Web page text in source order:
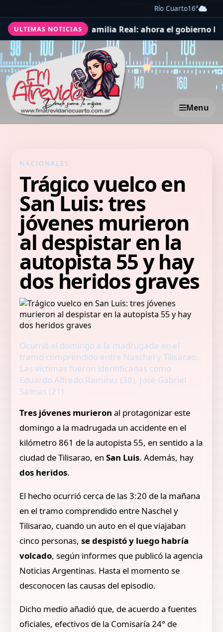
Río Cuarto16°
ULTIMAS NOTICIAS
para la Familia Real: ahora el gobierno británico
Menu
NACIONALES
Trágico vuelco en
San Luis: tres
jóvenes murieron
al despistar en la
autopista 55 y hay
dos heridos graves
Ocurrió el domingo a la madrugada en el
tramo comprendido entre Naschel y Tilisarao.
Las víctimas fueron identificadas como
Eduardo Alfredo Ramírez (38), José Gabriel
Salinas (21)
Tres jóvenes murieron al protagonizar este
domingo a la madrugada un accidente en el
kilómetro 861 de la autopista 55, en sentido a la
ciudad de Tilisarao, enSan Luis. Además, hay
dos heridos.
El hecho ocurrió cerca de las 3:20 de la mañana
en el tramo comprendido entre Naschel y
Tilisarao, cuando un auto en el que viajaban
cinco personas,se despistó y luego habría
volcado, según informes que publicó la agencia
Noticias Argentinas. Hasta el momento se
desconocen las causas del episodio.
Dicho medio añadió que, de acuerdo a fuentes
oficiales, efectivos de la Comisaría 24° de